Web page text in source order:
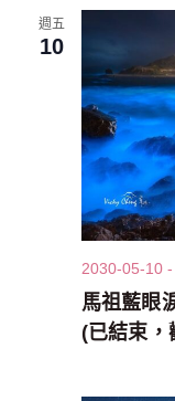
週五
10
馬祖藍眼
(已結束，
2030-05-10-